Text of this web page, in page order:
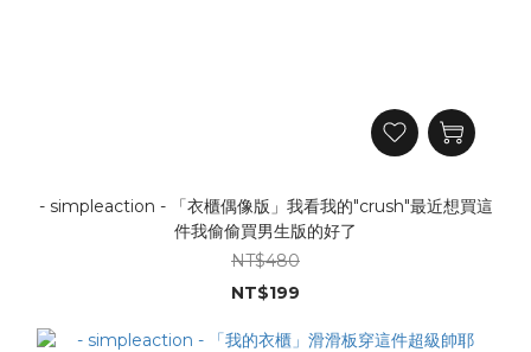
- simpleaction - 「衣櫃偶像版」我看我的"crush"最近想買這
件我偷偷買男生版的好了
NT$480
NT$199